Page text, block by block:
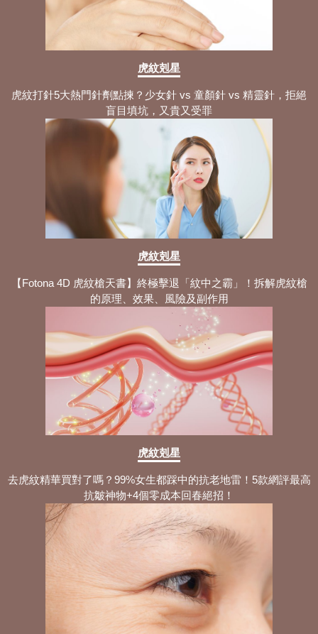
虎紋剋星
虎紋打針5大熱門針劑點揀？少女針 vs 童顏針 vs 精靈針，拒絕
盲目填坑，又貴又受罪
虎紋剋星
【Fotona 4D 虎紋槍天書】終極擊退「紋中之霸」！拆解虎紋槍
的原理、效果、風險及副作用
虎紋剋星
去虎紋精華買對了嗎？99%女生都踩中的抗老地雷！5款網評最高
抗皺神物+4個零成本回春絕招！